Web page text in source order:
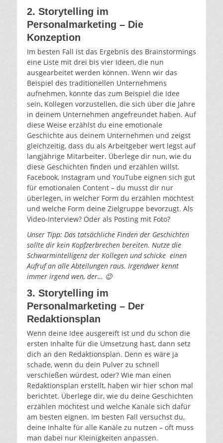
2. Storytelling im
Personalmarketing – Die
Konzeption
Im besten Fall ist das Ergebnis des Brainstormings
eine Liste mit drei bis vier Ideen, die nun
ausgearbeitet werden können. Wenn wir das
Beispiel des traditionellen Unternehmens
aufnehmen, könnte das zum Beispiel die Idee
sein, Kollegen vorzustellen, die sich über die Jahre
in deinem Unternehmen angefreundet haben. Auf
diese Weise erzählst du eine emotionale
Geschichte aus deinem Unternehmen und zeigst
gleichzeitig, dass du als Arbeitgeber wert legst auf
langjährige Mitarbeiter. Überlege dir nun, wie du
diese Geschichten finden und erzählen willst.
Facebook, Instagram und YouTube eignen sich gut
für emotionalen Content – du musst dir nur
überlegen, in welcher Form du erzählen möchtest
und welche Form deine Zielgruppe bevorzugt. Als
Video-Interview? Oder als Posting mit Foto?
Unser Tipp: Das tatsächliche Finden der Geschichten
sollte dir kein Kopfzerbrechen bereiten. Nutze die
Schwarmintelligenz der Kollegen und schicke einen
Aufruf an alle Abteilungen raus. Irgendwer kennt
immer irgend wen, der… 😉
3. Storytelling im
Personalmarketing – Der
Redaktionsplan
Wenn deine Idee ausgereift ist und du schon die
ersten Inhalte für die Umsetzung hast, dann setz
dich an den Redaktionsplan. Denn es wäre ja
schade, wenn du dein Pulver zu schnell
verschießen würdest, oder? Wie man einen
Redaktionsplan erstellt, haben wir hier schon mal
berichtet. Überlege dir, wie du deine Geschichten
erzählen möchtest und welche Kanäle sich dafür
am besten eignen. Im besten Fall versuchst du,
deine Inhalte für alle Kanäle zu nutzen – oft muss
man dabei nur Kleinigkeiten anpassen.